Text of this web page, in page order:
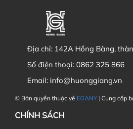
Địa chỉ: 142A Hồng Bàng,
Số điện thoại: 0862 325 866
Email: info@huonggiang.vn
© Bản quyền thuộc về EGANY | Cung cấp
CHÍNH SÁCH